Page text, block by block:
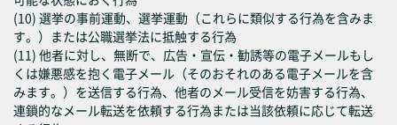
(10) 選挙の事前運動、選挙運動（これらに類似する行為を含みま
す。）または公職選挙法に抵触する行為
(11) 他者に対し、無断で、広告・宣伝・勧誘等の電子メールもし
くは嫌悪感を抱く電子メール（そのおそれのある電子メールを含
みます。）を送信する行為、他者のメール受信を妨害する行為、
連鎖的なメール転送を依頼する行為または当該依頼に応じて転送